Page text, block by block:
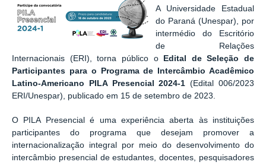
A Universidade Estadual
do Paraná (Unespar), por
intermédio do Escritório
de Relações
Internacionais (ERI), torna público o
Edital de Seleção de
Participantes para o Programa de Intercâmbio Acadêmico
Latino-Americano PILA Presencial 2024-1 (Edital 006/2023
ERI/Unespar), publicado em 15 de setembro de 2023.
O PILA Presencial é uma experiência aberta às instituições
participantes do programa que desejam promover a
internacionalização integral por meio do desenvolvimento do
intercâmbio presencial de estudantes, docentes, pesquisadores